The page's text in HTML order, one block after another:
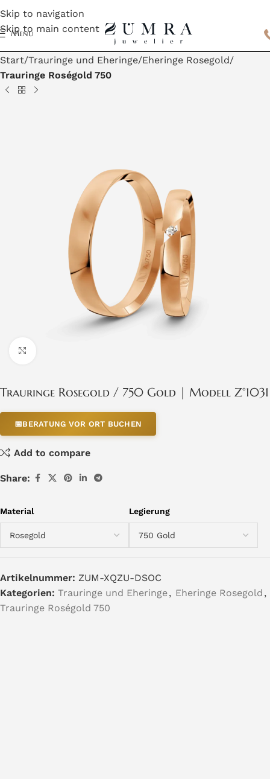
Skip to navigation
Skip to main content
Menu
Start Trauringe und Eheringe Eheringe Rosegold
Trauringe Roségold 750
Trauringe Rosegold / 750 Gold | Modell Z°1031
📅BERATUNG VOR ORT BUCHEN
Add to compare
Share:
Material Legierung
Artikelnummer: ZUM-XQZU-DSOC
Kategorien: Trauringe und Eheringe, Eheringe Rosegold ,
Trauringe Roségold 750